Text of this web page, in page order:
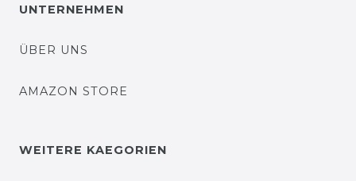
UNTERNEHMEN
ÜBER UNS
AMAZON STORE
WEITERE KAEGORIEN